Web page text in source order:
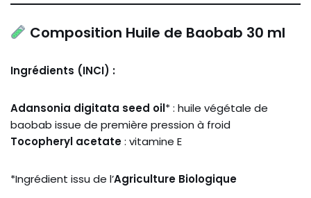
Composition Huile de Baobab 30 ml
Ingrédients (INCI) :
Adansonia digitata seed oil* : huile végétale de
baobab issue de première pression à froid
Tocopheryl acetate: vitamine E
*Ingrédient issu de l’Agriculture Biologique